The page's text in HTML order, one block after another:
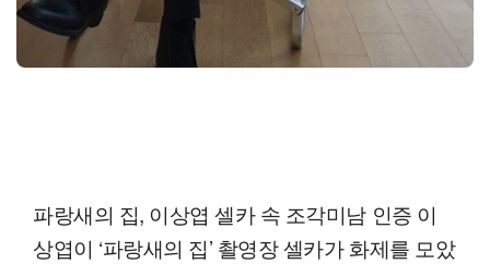
파랑새의 집, 이상엽 셀카 속 조각미남 인증 이
상엽이 ‘파랑새의 집’ 촬영장 셀카가 화제를 모았